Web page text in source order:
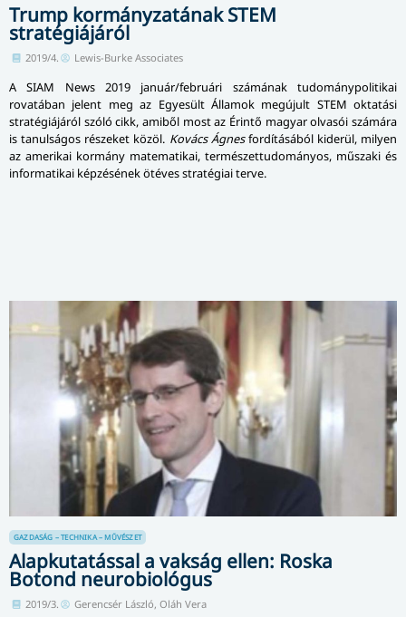
Trump kormányzatának STEM
stratégiájáról
2019/4. Lewis-Burke Associates
A SIAM News 2019 január/februári számának tudománypolitikai
rovatában jelent meg az Egyesült Államok megújult STEM oktatási
stratégiájáról szóló cikk, amiből most az Érintő magyar olvasói számára
is tanulságos részeket közöl. Kovács Ágnesfordításából kiderül, milyen
az amerikai kormány matematikai, természettudományos, műszaki és
informatikai képzésének ötéves stratégiai terve.
GAZDASÁG – TECHNIKA – MŰVÉSZET
Alapkutatással a vakság ellen: Roska
Botond neurobiológus
2019/3. Gerencsér László, Oláh Vera